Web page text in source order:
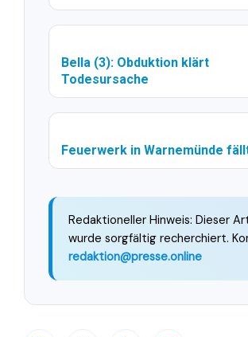
Bella (3): Obduktion klärt
Todesursache
Feuerwerk in Warnemünde
Redaktioneller Hinweis: Dieser
wurde sorgfältig recherchiert.
redaktion@presse.online